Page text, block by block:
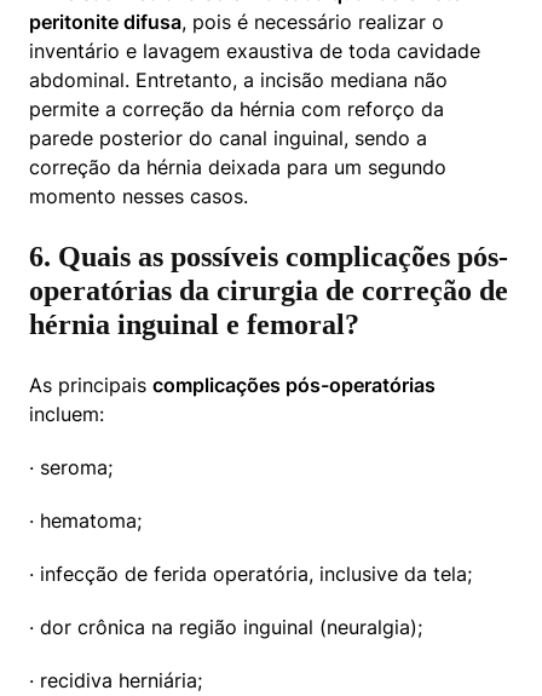
peritonite difusa, pois é necessário realizar o
inventário e lavagem exaustiva de toda cavidade
abdominal. Entretanto, a incisão mediana não
permite a correção da hérnia com reforço da
parede posterior do canal inguinal, sendo a
correção da hérnia deixada para um segundo
momento nesses casos.
6. Quais as possíveis complicações pós-
operatórias da cirurgia de correção de
hérnia inguinal e femoral?
As principais complicações pós-operatórias
incluem:
· seroma;
· hematoma;
· infecção de ferida operatória, inclusive da tela;
· dor crônica na região inguinal (neuralgia);
· recidiva herniária;